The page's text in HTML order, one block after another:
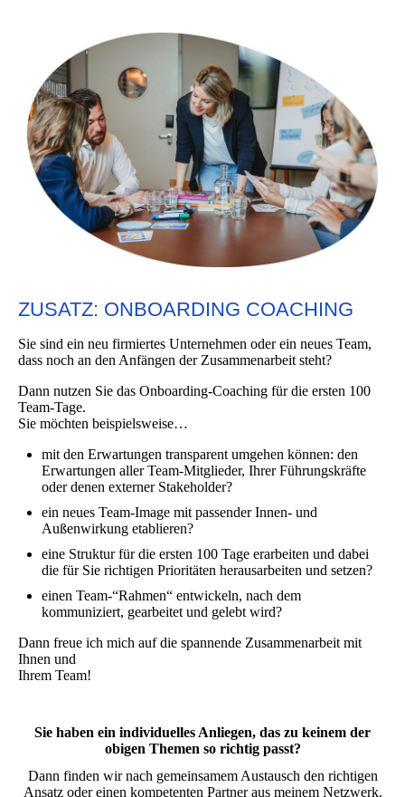
ZUSATZ: ONBOARDING COACHING
Sie sind ein neu firmiertes Unternehmen oder ein neues Team,
dass noch an den Anfängen der Zusammenarbeit steht?
Dann nutzen Sie das Onboarding-Coaching für die ersten 100
Team-Tage.
Sie möchten beispielsweise…
mit den Erwartungen transparent umgehen können: den
Erwartungen aller Team-Mitglieder, Ihrer Führungskräfte
oder denen externer Stakeholder?
ein neues Team-Image mit passender Innen- und
Außenwirkung etablieren?
eine Struktur für die ersten 100 Tage erarbeiten und dabei
die für Sie richtigen Prioritäten herausarbeiten und setzen?
einen Team-“Rahmen“ entwickeln, nach dem
kommuniziert, gearbeitet und gelebt wird?
Dann freue ich mich auf die spannende Zusammenarbeit mit
Ihnen und
Ihrem Team!
Sie haben ein individuelles Anliegen, das zu keinem der
obigen Themen so richtig passt?
Dann finden wir nach gemeinsamem Austausch den richtigen
Ansatz oder einen kompetenten Partner aus meinem Netzwerk.